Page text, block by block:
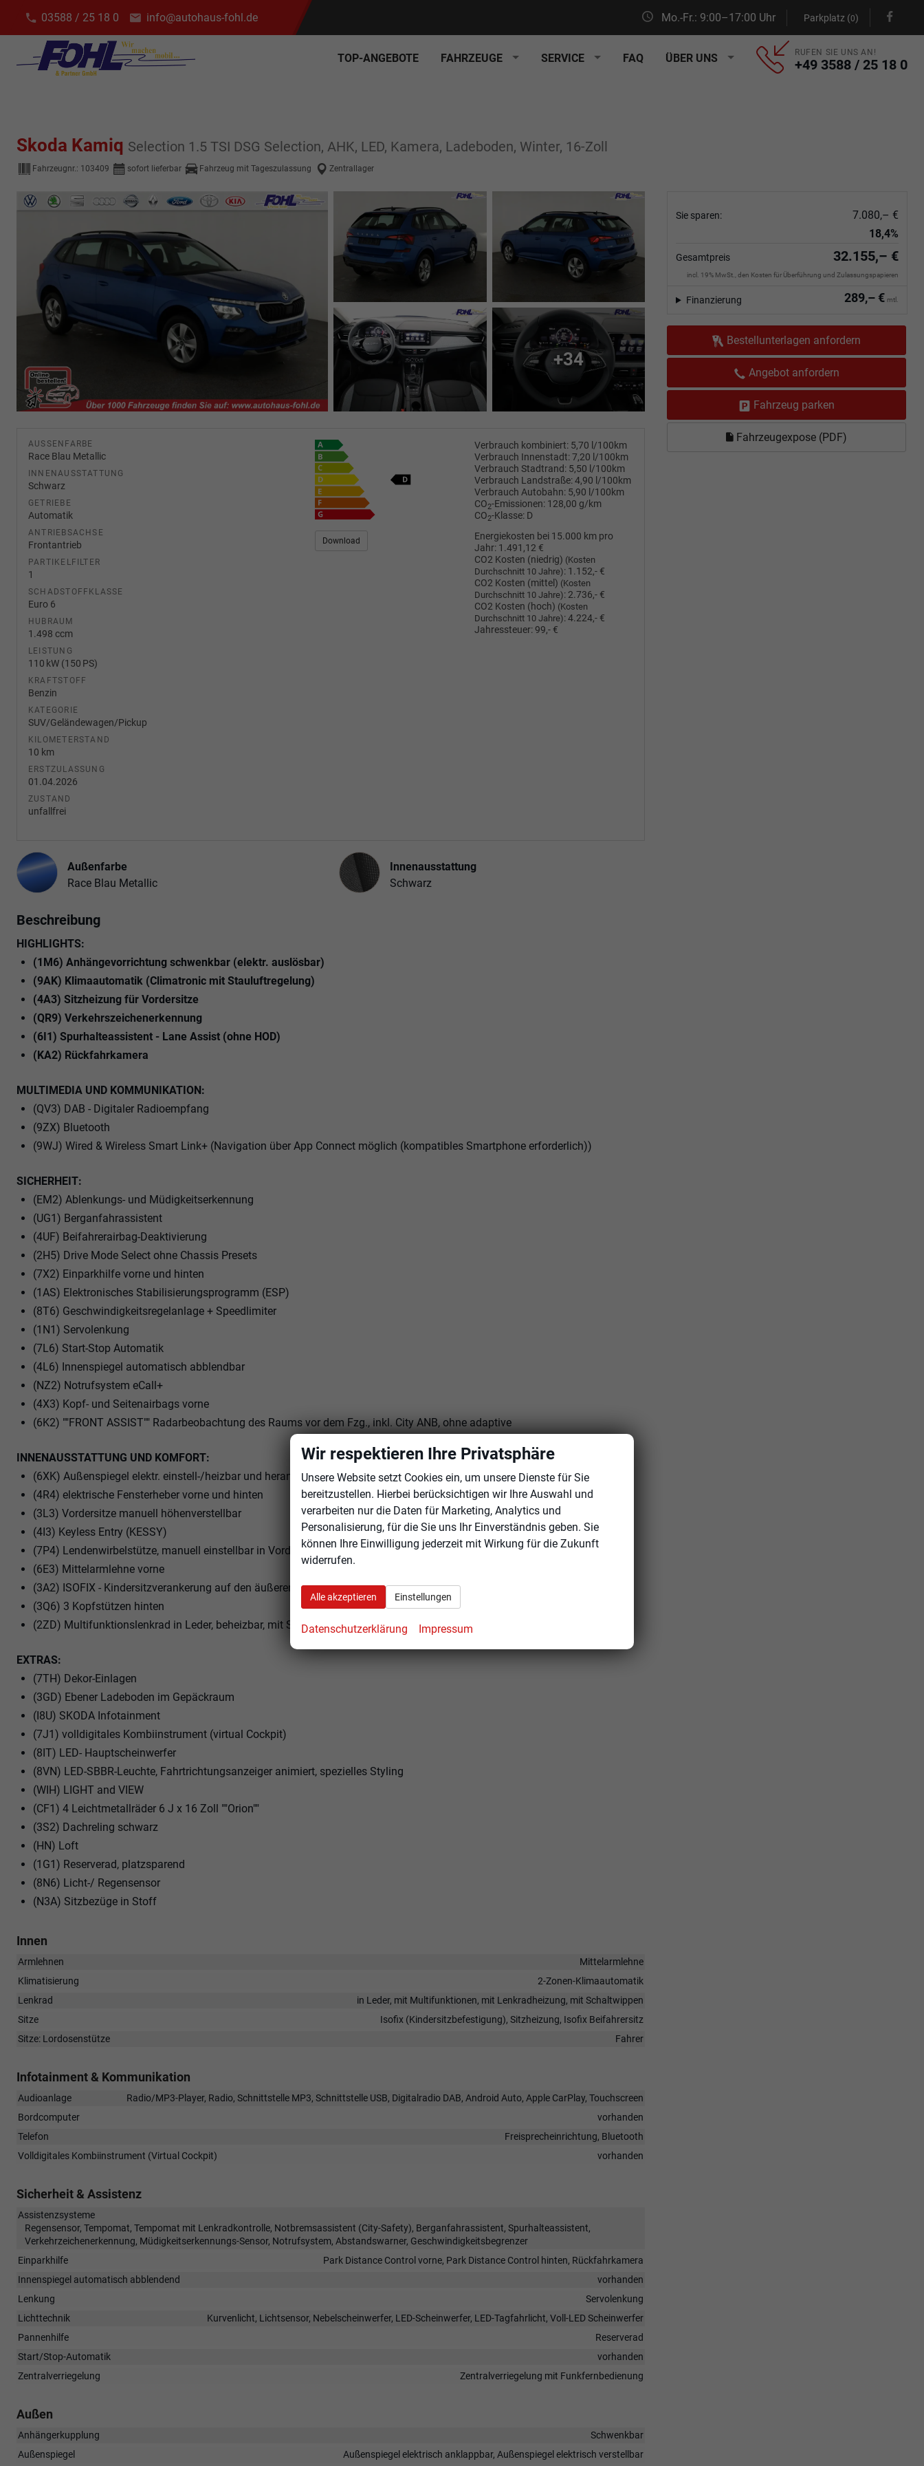
03588 / 25 18 0 info@autohaus-fohl.de Mo.-Fr.: 9:00–17:00 Uhr Parkplatz (0)
TOP-ANGEBOTE FAHRZEUGE SERVICE FAQ ÜBER UNS RUFEN SIE UNS AN!
+49 3588 / 25 18 0
Skoda Kamiq Selection 1.5 TSI DSG Selection, AHK, LED, Kamera, Ladeboden, Winter, 16-Zoll
Fahrzeugnr.: 103409 sofort lieferbar Fahrzeug mit Tageszulassung Zentrallager
Sie sparen:
7.080,– €
18,4%
Gesamtpreis 32.155,– €
incl. 19% MwSt., den Kosten für Überführung und Zulassungspapieren
289,– € mtl.
Finanzierung
Bestellunterlagen anfordern
Angebot anfordern
Fahrzeug parken
Fahrzeugexpose (PDF)
+34
AUSSENFARBE
Race Blau Metallic
INNENAUSSTATTUNG
Schwarz
GETRIEBE
Automatik
ANTRIEBSACHSE
Frontantrieb
PARTIKELFILTER
1
SCHADSTOFFKLASSE
Euro 6
HUBRAUM
1.498 ccm
LEISTUNG
110 kW (150 PS)
KRAFTSTOFF
Benzin
KATEGORIE
SUV/Geländewagen/Pickup
KILOMETERSTAND
10 km
ERSTZULASSUNG
01.04.2026
ZUSTAND
unfallfrei
Verbrauch kombiniert: 5,70 l/100km
Verbrauch Innenstadt:7,20 l/100km
Verbrauch Stadtrand: 5,50 l/100km
Verbrauch Landstraße:4,90 l/100km
Verbrauch Autobahn: 5,90 l/100km
CO2-Emissionen: 128,00 g/km
CO2-Klasse: D
Download
Energiekosten bei 15.000 km pro
Jahr: 1.491,12 €
CO2 Kosten (niedrig) (Kosten
Durchschnitt 10 Jahre): 1.152,- €
CO2 Kosten (mittel) (Kosten
Durchschnitt 10 Jahre): 2.736,- €
CO2 Kosten (hoch) (Kosten
Durchschnitt 10 Jahre):4.224,- €
Jahressteuer: 99,- €
Außenfarbe
Race Blau Metallic
Innenausstattung
Innenausstattung
Schwarz
Beschreibung
HIGHLIGHTS:
(1M6) Anhängevorrichtung schwenkbar (elektr. auslösbar)
(9AK) Klimaautomatik (Climatronic mit Stauluftregelung)
(4A3) Sitzheizung für Vordersitze
(QR9) Verkehrszeichenerkennung
(6I1) Spurhalteassistent - Lane Assist (ohne HOD)
(KA2) Rückfahrkamera
MULTIMEDIA UND KOMMUNIKATION:
(QV3) DAB - Digitaler Radioempfang
(9ZX) Bluetooth
(9WJ) Wired & Wireless Smart Link+ (Navigation über App Connect möglich (kompatibles Smartphone erforderlich))
SICHERHEIT:
(EM2) Ablenkungs- und Müdigkeitserkennung
(UG1) Berganfahrassistent
(4UF) Beifahrerairbag-Deaktivierung
(2H5) Drive Mode Select ohne Chassis Presets
(7X2) Einparkhilfe vorne und hinten
(1AS) Elektronisches Stabilisierungsprogramm (ESP)
(8T6) Geschwindigkeitsregelanlage + Speedlimiter
(1N1) Servolenkung
(7L6) Start-Stop Automatik
(4L6) Innenspiegel automatisch abblendbar
(NZ2) Notrufsystem eCall+
(4X3) Kopf- und Seitenairbags vorne
(6K2) ""FRONT ASSIST"" Radarbeobachtung des Raums vor dem Fzg., inkl. City ANB, ohne adaptive
INNENAUSSTATTUNG UND KOMFORT:
(6XK) Außenspiegel elektr. einstell-/heizbar und heranklappbar automatisch abblendbar auf Fahrerseite
(4R4) elektrische Fensterheber vorne und hinten
(3L3) Vordersitze manuell höhenverstellbar
(4I3) Keyless Entry (KESSY)
(7P4) Lendenwirbelstütze, manuell einstellbar in Vordersitzlehnen
(6E3) Mittelarmlehne vorne
(3A2) ISOFIX - Kindersitzverankerung auf den äußeren Rücksitzen und Beifahrersitz
(3Q6) 3 Kopfstützen hinten
(2ZD) Multifunktionslenkrad in Leder, beheizbar, mit Schaltwippen
EXTRAS:
(7TH) Dekor-Einlagen
(3GD) Ebener Ladeboden im Gepäckraum
(I8U) SKODA Infotainment
(7J1) volldigitales Kombiinstrument (virtual Cockpit)
(8IT) LED- Hauptscheinwerfer
(8VN) LED-SBBR-Leuchte, Fahrtrichtungsanzeiger animiert, spezielles Styling
(WIH) LIGHT and VIEW
(CF1) 4 Leichtmetallräder 6 J x 16 Zoll ""Orion""
(3S2) Dachreling schwarz
(HN) Loft
(1G1) Reserverad, platzsparend
(8N6) Licht-/ Regensensor
(N3A) Sitzbezüge in Stoff
Innen
Armlehnen
Mittelarmlehne
Klimatisierung
2-Zonen-Klimaautomatik
Lenkrad
in Leder, mit Multifunktionen, mit Lenkradheizung, mit Schaltwippen
Sitze
Isofix (Kindersitzbefestigung), Sitzheizung, Isofix Beifahrersitz
Sitze: Lordosenstütze
Fahrer
Infotainment & Kommunikation
Audioanlage
Radio/MP3-Player, Radio, Schnittstelle MP3, Schnittstelle USB, Digitalradio DAB, Android Auto, Apple CarPlay, Touchscreen
Bordcomputer
vorhanden
Telefon
Freisprecheinrichtung, Bluetooth
Volldigitales Kombiinstrument (Virtual Cockpit)
vorhanden
Sicherheit & Assistenz
Assistenzsysteme
Regensensor, Tempomat, Tempomat mit Lenkradkontrolle, Notbremsassistent (City-Safety), Berganfahrassistent, Spurhalteassistent,
Verkehrzeichenerkennung, Müdigkeitserkennungs-Sensor, Notrufsystem, Abstandswarner, Geschwindigkeitsbegrenzer
Einparkhilfe
Park Distance Control vorne, Park Distance Control hinten, Rückfahrkamera
Innenspiegel automatisch abblendend
vorhanden
Lenkung
Servolenkung
Lichttechnik
Kurvenlicht, Lichtsensor, Nebelscheinwerfer, LED-Scheinwerfer, LED-Tagfahrlicht, Voll-LED Scheinwerfer
Pannenhilfe
Reserverad
Start/Stop-Automatik
vorhanden
Zentralverriegelung
Zentralverriegelung mit Funkfernbedienung
Außen
Anhängerkupplung
Schwenkbar
Außenspiegel
Außenspiegel elektrisch anklappbar, Außenspiegel elektrisch verstellbar
Wir respektieren Ihre Privatsphäre
Unsere Website setzt Cookies ein, um unsere Dienste für Sie
bereitzustellen. Hierbei berücksichtigen wir Ihre Auswahl und
verarbeiten nur die Daten für Marketing, Analytics und
Personalisierung, für die Sie uns Ihr Einverständnis geben. Sie
können Ihre Einwilligung jederzeit mit Wirkung für die Zukunft
widerrufen.
Alle akzeptieren Einstellungen
Datenschutzerklärung Impressum